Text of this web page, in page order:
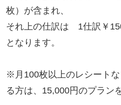
枚）が含まれ、
それ上の仕訳は 1仕訳￥
となります。
※月100枚以上のレシート
る方は、15,000円のプラン